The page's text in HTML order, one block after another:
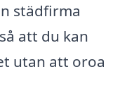
städfirma
att du kan
utan att oroa